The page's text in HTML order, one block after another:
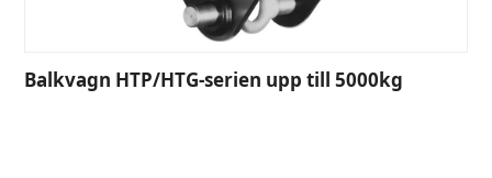
Balkvagn HTP/HTG-serien upp till 5000kg